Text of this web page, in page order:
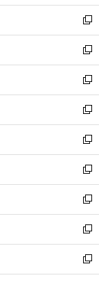
ウ
ィ
ン
ド
ウ
で
開
く
し
い
ウ
ィ
ン
ド
ウ
で
開
く
新
し
い
ウ
ィ
ン
ド
ウ
で
開
く
新
し
い
ウ
ィ
ン
ド
ウ
で
開
く
新
し
い
ウ
ィ
ン
ド
ウ
で
開
く
新
し
い
ウ
ィ
ン
ド
ウ
で
開
く
新
し
い
ウ
ィ
ン
ド
ウ
で
開
新
し
い
ウ
ィ
ン
ド
ウ
新
し
い
ウ
ィ
ン
新
し
い
ウ
新
し